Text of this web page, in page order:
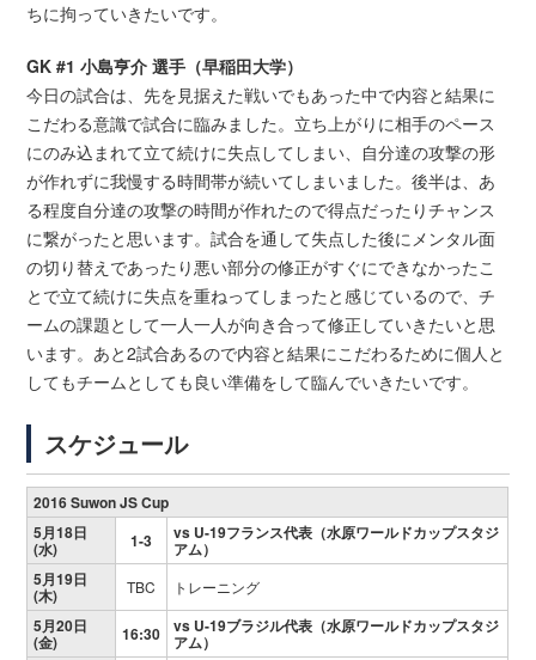
ちに拘っていきたいです。
GK #1 小島亨介 選手（早稲田大学）
今日の試合は、先を見据えた戦いでもあった中で内容と結果に
こだわる意識で試合に臨みました。立ち上がりに相手のペース
にのみ込まれて立て続けに失点してしまい、自分達の攻撃の形
が作れずに我慢する時間帯が続いてしまいました。後半は、あ
る程度自分達の攻撃の時間が作れたので得点だったりチャンス
に繋がったと思います。試合を通して失点した後にメンタル面
の切り替えであったり悪い部分の修正がすぐにできなかったこ
とで立て続けに失点を重ねってしまったと感じているので、チ
ームの課題として一人一人が向き合って修正していきたいと思
います。あと2試合あるので内容と結果にこだわるために個人と
してもチームとしても良い準備をして臨んでいきたいです。
スケジュール
2016 Suwon JS Cup
5月18日
(水) 1-3 vs U-19フランス代表（水原ワールドカップスタジ
アム）
5月19日
(木) TBC トレーニング
5月20日
(金) 16:30 vs U-19ブラジル代表（水原ワールドカップスタジ
アム）